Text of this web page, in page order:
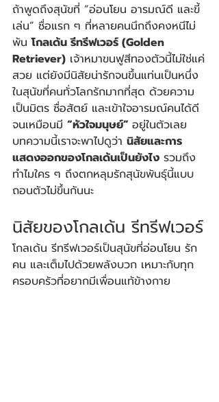
ถ้าพูดถึงสุนัขที่ “อ่อนโยน อารมณ์ดี และขี้
เล่น” ชื่อแรก ๆ ที่หลายคนนึกถึงคงหนีไม่
พ้น โกลเด้น รีทรีฟเวอร์ (Golden
Retriever) เจ้าหมาขนฟูสีทองตัวนี้ไม่ใช่แค่
สวย แต่ยังมีนิสัยน่ารักจนขึ้นแท่นเป็นหนึ่ง
ในสุนัขที่คนทั่วโลกรักมากที่สุด ด้วยความ
เป็นมิตร ซื่อสัตย์ และเข้าใจอารมณ์คนได้ดี
จนเหมือนมี “หัวใจมนุษย์” อยู่ในตัวเลย
บทความนี้เราจะพาไปดูว่า นิสัยและการ
แสดงออกของโกลเด้นเป็นยังไง รวมถึง
ทำไมใคร ๆ ถึงตกหลุมรักสุนัขพันธุ์นี้แบบ
ถอนตัวไม่ขึ้นกันนะ
นิสัยของโกลเด้น รีทรีฟเวอร์
โกลเด้น รีทรีฟเวอร์เป็นสุนัขที่อ่อนโยน รัก
คน และเต็มไปด้วยพลังบวก เหมาะกับทุก
ครอบครัวที่อยากมีเพื่อนแท้ข้างกาย